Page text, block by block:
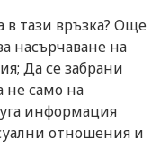
в тази връзка? Още
насърчаване на
Да се ​​забрани
не само на
информация
отношения и